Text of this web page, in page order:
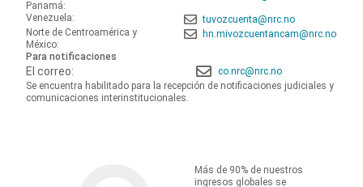
Panamá:
Venezuela:
tuvozcuenta@nrc.no
Norte de Centroamérica y
México:
hn.mivozcuentancam@nrc.no
Para notificaciones
El correo:
co.nrc@nrc.no
Se encuentra habilitado para la recepción de notificaciones judiciales y
comunicaciones interinstitucionales.
Más de 90% de nuestros
ingresos globales se